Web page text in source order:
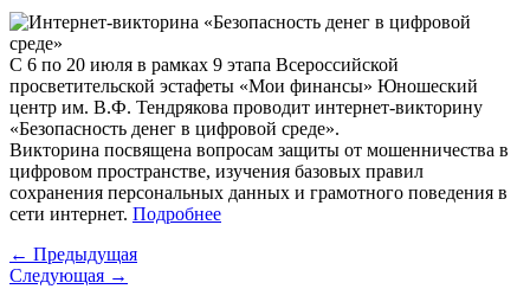
С 6 по 20 июля в рамках 9 этапа Всероссийской
просветительской эстафеты «Мои финансы» Юношеский
центр им. В.Ф. Тендрякова проводит интернет-викторину
«Безопасность денег в цифровой среде».
Викторина посвящена вопросам защиты от мошенничества в
цифровом пространстве, изучения базовых правил
сохранения персональных данных и грамотного поведения в
сети интернет. Подробнее
← Предыдущая
Следующая →